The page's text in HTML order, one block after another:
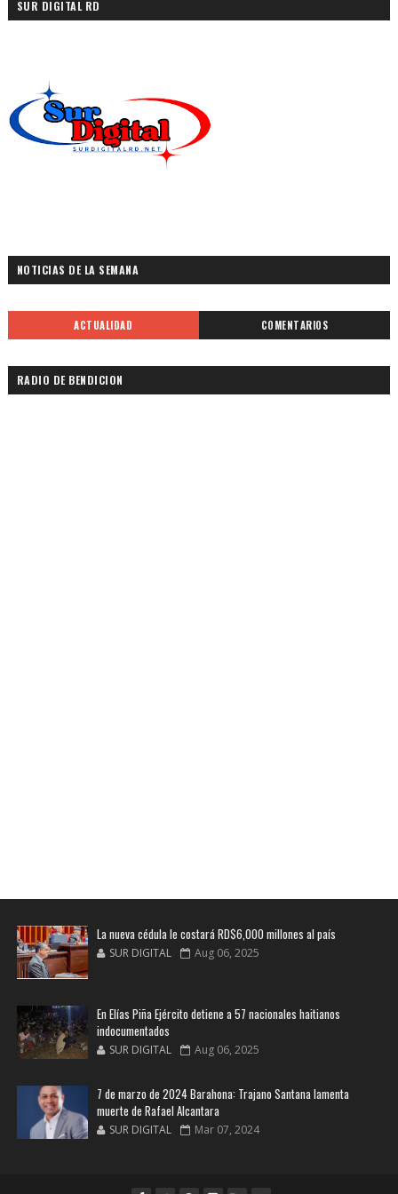
SUR DIGITAL RD
NOTICIAS DE LA SEMANA
ACTUALIDAD COMENTARIOS
RADIO DE BENDICION
La nueva cédula le costará RD$6,000 millones al país
SUR DIGITAL Aug 06, 2025
En Elías Piña Ejército detiene a 57 nacionales haitianos
indocumentados
SUR DIGITAL Aug 06, 2025
7 de marzo de 2024 Barahona: Trajano Santana lamenta
muerte de Rafael Alcantara
SUR DIGITAL Mar 07, 2024